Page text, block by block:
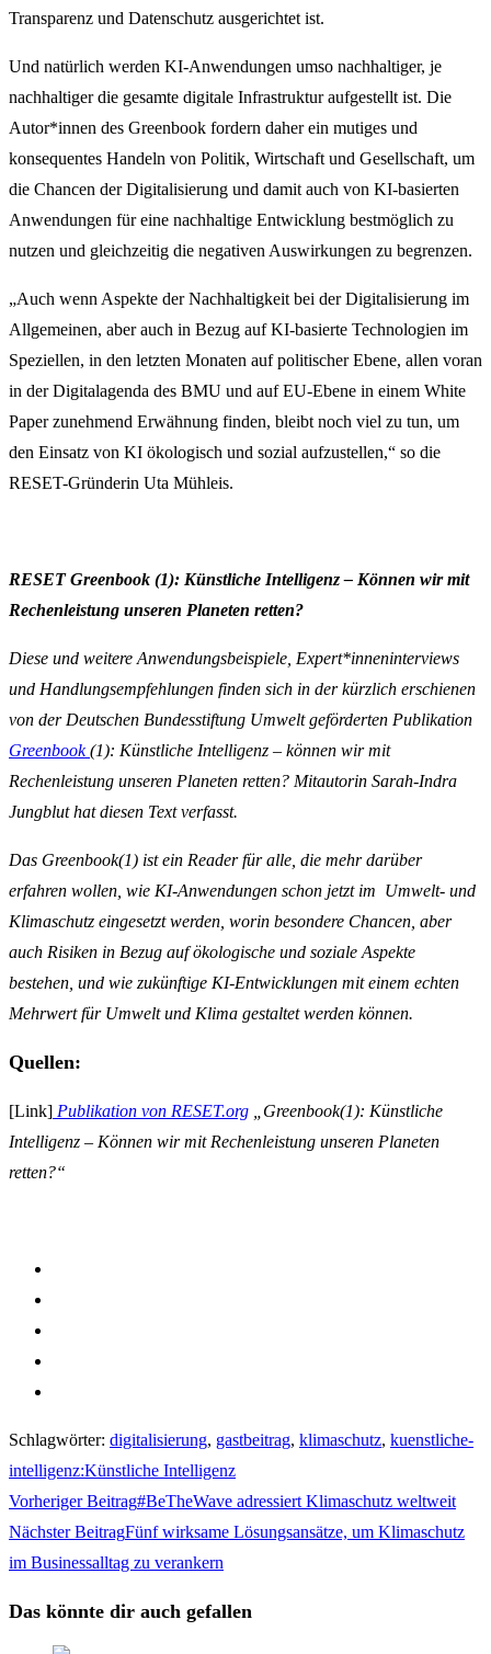
Transparenz und Datenschutz ausgerichtet ist.
Und natürlich werden KI-Anwendungen umso nachhaltiger, je
nachhaltiger die gesamte digitale Infrastruktur aufgestellt ist. Die
Autor*innen des Greenbook fordern daher ein mutiges und
konsequentes Handeln von Politik, Wirtschaft und Gesellschaft, um
die Chancen der Digitalisierung und damit auch von KI-basierten
Anwendungen für eine nachhaltige Entwicklung bestmöglich zu
nutzen und gleichzeitig die negativen Auswirkungen zu begrenzen.
„Auch wenn Aspekte der Nachhaltigkeit bei der Digitalisierung im
Allgemeinen, aber auch in Bezug auf KI-basierte Technologien im
Speziellen, in den letzten Monaten auf politischer Ebene, allen voran
in der Digitalagenda des BMU und auf EU-Ebene in einem White
Paper zunehmend Erwähnung finden, bleibt noch viel zu tun, um
den Einsatz von KI ökologisch und sozial aufzustellen,“ so die
RESET-Gründerin Uta Mühleis.
RESET Greenbook (1): Künstliche Intelligenz – Können wir mit
Rechenleistung unseren Planeten retten?
Diese und weitere Anwendungsbeispiele, Expert*inneninterviews
und Handlungsempfehlungen finden sich in der kürzlich erschienen
von der Deutschen Bundesstiftung Umwelt geförderten Publikation
Greenbook(1): Künstliche Intelligenz – können wir mit
Rechenleistung unseren Planeten retten? Mitautorin Sarah-Indra
Jungblut hat diesen Text verfasst.
Das Greenbook(1) ist ein Reader für alle, die mehr darüber
erfahren wollen, wie KI-Anwendungen schon jetzt im Umwelt- und
Klimaschutz eingesetzt werden, worin besondere Chancen, aber
auch Risiken in Bezug auf ökologische und soziale Aspekte
bestehen, und wie zukünftige KI-Entwicklungen mit einem echten
Mehrwert für Umwelt und Klima gestaltet werden können.
Quellen:
[Link] Publikation von RESET.org „Greenbook(1): Künstliche
Intelligenz – Können wir mit Rechenleistung unseren Planeten
retten?“
Schlagwörter: digitalisierung, gastbeitrag, klimaschutz, kuenstliche-
intelligenz:Künstliche Intelligenz
Weitere
Artikel
ansehen
Vorheriger Beitrag#BeTheWave adressiert Klimaschutz weltweit
Nächster BeitragFünf wirksame Lösungsansätze, um Klimaschutz
im Businessalltag zu verankern
Das könnte dir auch gefallen